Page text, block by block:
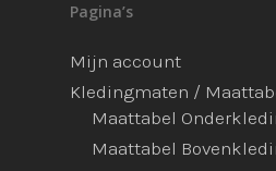
Pagina’s
Mijn account
Kledingmaten /
Maattabel
Maattabel